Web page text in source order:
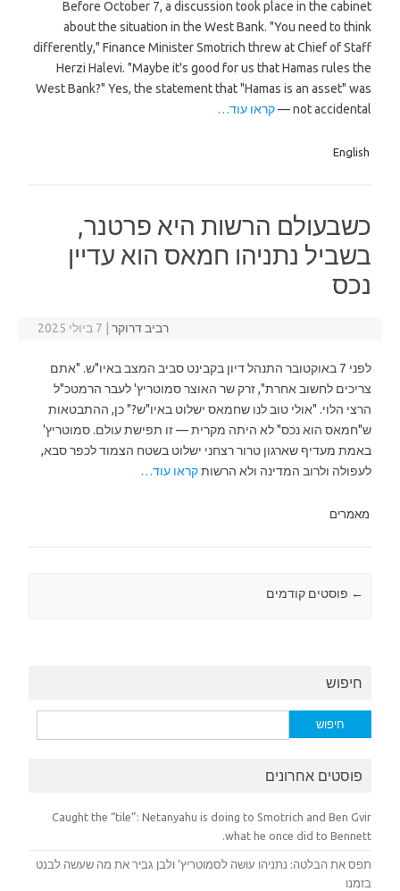
Before October 7, a discussion took place in the cabinet
about the situation in the West Bank. "You need to think
differently," Finance Minister Smotrich threw at Chief of Staff
Herzi Halevi. "Maybe it's good for us that Hamas rules the
West Bank?" Yes, the statement that "Hamas is an asset" was
not accidental —
קראו עוד…
English
כשבעולם הרשות היא פרטנר,
בשביל נתניהו חמאס הוא עדיין
נכס
רביב דרוקר 7 ביולי 2025
לפני 7 באוקטובר התנהל דיון בקבינט סביב המצב באיו"ש. "אתם
צריכים לחשוב אחרת", זרק שר האוצר סמוטריץ' לעבר הרמטכ"ל
הרצי הלוי. "אולי טוב לנו שחמאס ישלוט באיו"ש?" כן, ההתבטאות
ש"חמאס הוא נכס" לא היתה מקרית — זו תפישת עולם. סמוטריץ'
באמת מעדיף שארגון טרור רצחני ישלוט בשטח הצמוד לכפר סבא,
לעפולה ולרוב המדינה ולא הרשותקראו עוד…
מאמרים
Post navigation
← פוסטים קודמים
חיפוש
חיפוש:
פוסטים אחרונים
Caught the “tile”: Netanyahu is doing to Smotrich and Ben Gvir
what he once did to Bennett.
תפס את הבלטה: נתניהו עושה לסמוטריץ' ולבן גביר את מה שעשה לבנט
בזמנו